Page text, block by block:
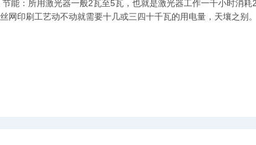
能：所用激光器一般2瓦至5瓦，也就是激光器工作一千小时消
网印刷工艺动不动就需要十几或三四十千瓦的用电量，天壤之别。